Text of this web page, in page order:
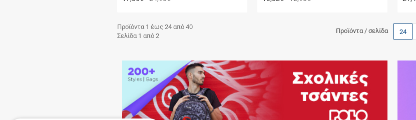
Προϊόντα 1 έως 24 από 40
Σελίδα 1 από 2
Προϊόντα / σελίδα 24